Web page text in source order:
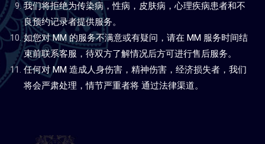
我们将拒绝为传染病，性病，皮肤病，心理疾病患者和不
良预约记录者提供服务。
如您对 MM 的服务不满意或有疑问，请在 MM 服务时间结
束前联系客服，待双方了解情况后方可进行售后服务。
任何对 MM 造成人身伤害，精神伤害，经济损失者，我们
将会严肃处理，情节严重者将 通过法律渠道。